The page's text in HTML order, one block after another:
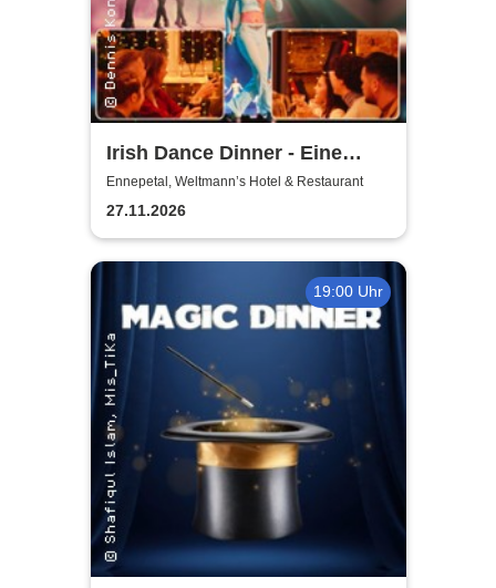
Irish Dance Dinner - Eine
Around Irish Dance Show
Ennepetal, Weltmann’s Hotel & Restaurant
27.11.2026
19:00 Uhr